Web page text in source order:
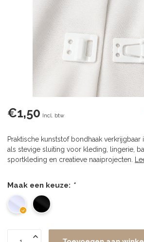
€1,50 Incl. btw
Praktische kunststof bondhaak verkrijgbaar
als stevige sluiting voor kleding, lingerie,
sportkleding en creatieve naaiprojecten.
Maak een keuze: *